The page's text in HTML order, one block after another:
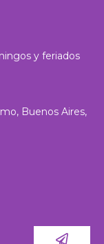
y feriados
Buenos Aires,